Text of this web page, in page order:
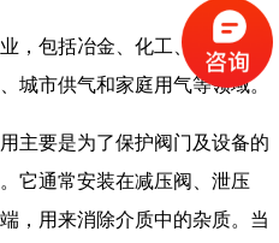
，包括冶金、化工、石油、造
城市供气和家庭用气等领域。
主要是为了保护阀门及设备的
它通常安装在减压阀、泄压
，用来消除介质中的杂质。当